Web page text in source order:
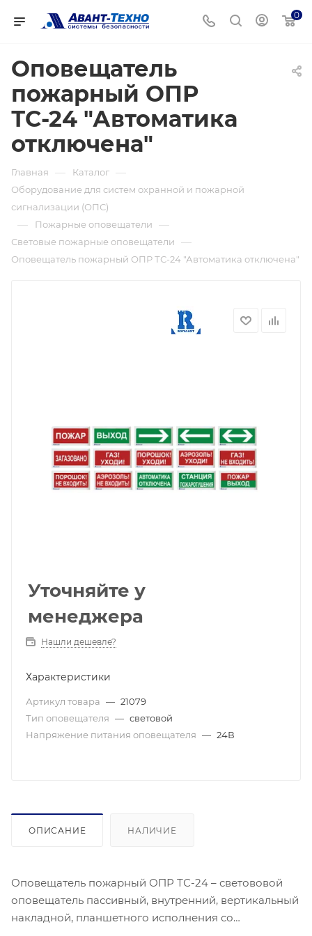
0
Оповещатель
пожарный ОПР
ТС-24 "Автоматика
отключена"
Главная — Каталог —
Оборудование для систем охранной и пожарной
сигнализации (ОПС)
— Пожарные оповещатели —
Световые пожарные оповещатели —
Оповещатель пожарный ОПР ТС-24 "Автоматика отключена"
Уточняйте у
менеджера
Нашли дешевле?
Характеристики
Артикул товара — 21079
Тип оповещателя — световой
Напряжение питания оповещателя — 24В
ОПИСАНИЕ НАЛИЧИЕ
Оповещатель пожарный ОПР ТС-24 – светововой
оповещатель пассивный, внутренний, вертикальный
накладной, планшетного исполнения со